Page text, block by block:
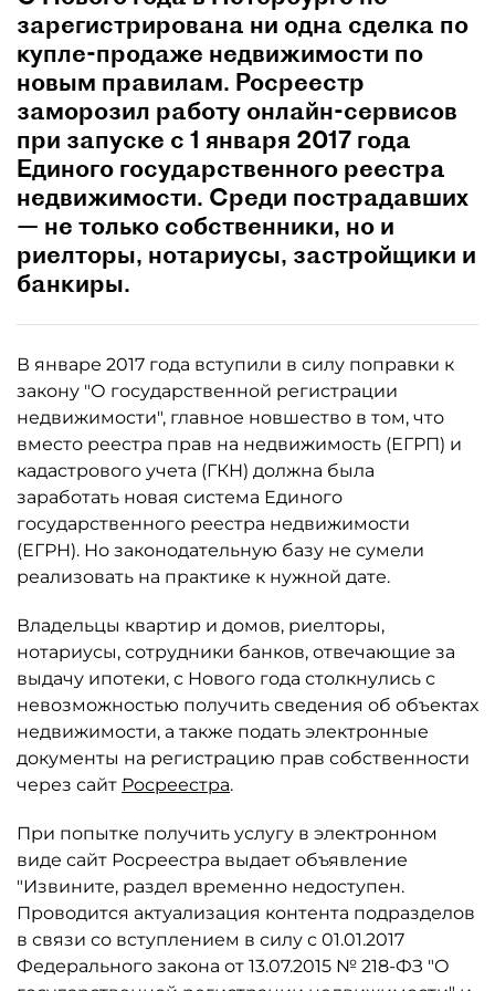
зарегистрирована ни одна сделка по
купле-продаже недвижимости по
новым правилам. Росреестр
заморозил работу онлайн-сервисов
при запуске с 1 января 2017 года
Единого государственного реестра
недвижимости. Среди пострадавших
— не только собственники, но и
риелторы, нотариусы, застройщики и
банкиры.
В январе 2017 года вступили в силу поправки к
закону "О государственной регистрации
недвижимости", главное новшество в том, что
вместо реестра прав на недвижимость (ЕГРП) и
кадастрового учета (ГКН) должна была
заработать новая система Единого
государственного реестра недвижимости
(ЕГРН). Но законодательную базу не сумели
реализовать на практике к нужной дате.
Владельцы квартир и домов, риелторы,
нотариусы, сотрудники банков, отвечающие за
выдачу ипотеки, с Нового года столкнулись с
невозможностью получить сведения об объектах
недвижимости, а также подать электронные
документы на регистрацию прав собственности
через сайт Росреестра.
При попытке получить услугу в электронном
виде сайт Росреестра выдает объявление
"Извините, раздел временно недоступен.
Проводится актуализация контента подразделов
в связи со вступлением в силу с 01.01.2017
Федерального закона от 13.07.2015 № 218-ФЗ "О